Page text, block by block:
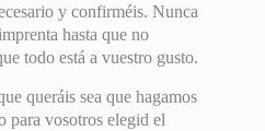
y confirméis. Nunca
hasta que no
todo está a vuestro gusto.
queráis sea que hagamos
para vosotros elegid el